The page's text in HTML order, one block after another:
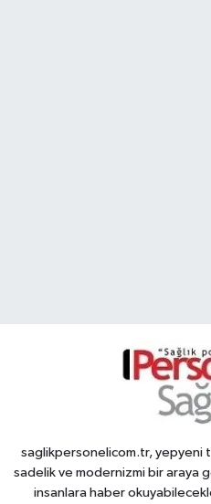
saglikpersonelicom.tr, yepyeni
sadelik ve modernizmi bir araya
insanlara haber